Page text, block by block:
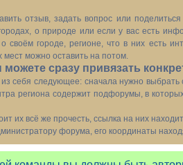
отзыв, задать вопрос или
о природе или если у вас есть
своём городе, регионе, что в них есть
мест можно оставить на потом.
сразу привязать
себя следующее: сначала нужно
региона содержит подфорумы, в
их всё же прочесть, ссылка на них
форума, его координаты